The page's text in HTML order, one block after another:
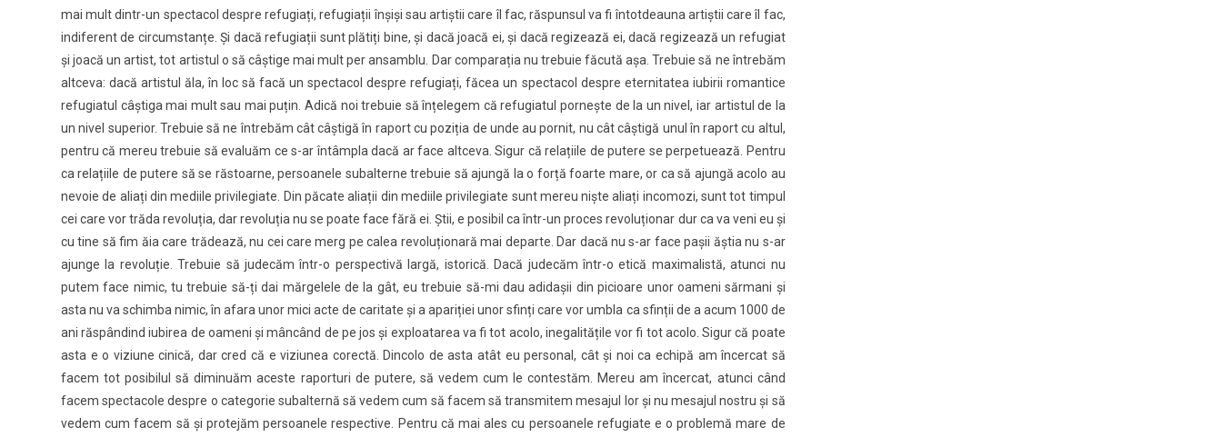
mai mult dintr-un spectacol despre refugiați, refugiații înșiși sau artiștii care îl fac, răspunsul va fi întotdeauna artiștii care îl fac,
indiferent de circumstanțe.Și dacă refugiații sunt plătiți bine, și dacă joacă ei, și dacă regizează ei, dacă regizează un refugiat
și joacă un artist, tot artistul o să câștige mai mult per ansamblu. Dar comparația nu trebuie făcută așa. Trebuie să ne întrebăm
altceva: dacă artistul ăla, în loc să facă un spectacol despre refugiați, făcea un spectacol despre eternitatea iubirii romantice
refugiatul câștiga mai mult sau mai puțin. Adică noi trebuie să înțelegem că refugiatul pornește de la un nivel, iar artistul de la
un nivel superior. Trebuie să ne întrebăm cât câștigă în raport cu poziția de unde au pornit, nu cât câștigă unul în raport cu altul,
pentru că mereu trebuie să evaluăm ce s-ar întâmpla dacă ar face altceva. Sigur că relațiile de putere se perpetuează. Pentru
ca relațiile de putere să se răstoarne, persoanele subalterne trebuie să ajungă la o forță foarte mare, or ca să ajungă acolo au
nevoie de aliați din mediile privilegiate. Din păcate aliații din mediile privilegiate sunt mereu niște aliați incomozi, sunt tot timpul
cei care vor trăda revoluția, dar revoluția nu se poate face fără ei. Știi, e posibil ca într-un proces revoluționar dur ca va veni eu și
cu tine să fim ăia care trădează, nu cei care merg pe calea revoluționară mai departe. Dar dacă nu s-ar face pașii ăștia nu s-ar
ajunge la revoluție. Trebuie să judecăm într-o perspectivă largă, istorică.
Dacă judecăm într-o etică maximalistă, atunci nu
putem face nimic, tu trebuie să-ți dai mărgelele de la gât, eu trebuie să-mi dau adidașii din picioare unor oameni sărmani și
asta nu va schimba nimic, în afara unor mici acte de caritate și a apariției unor sfinți care vor umbla ca sfinții de a acum 1000 de
ani răspândind iubirea de oameni și mâncând de pe jos și exploatarea va fi tot acolo, inegalitățile vor fi tot acolo. Sigur că poate
asta e o viziune cinică, dar cred că e viziunea corectă. Dincolo de asta atât eu personal, cât și noi ca echipă am încercat să
facem tot posibilul să diminuăm aceste raporturi de putere, să vedem cum le contestăm. Mereu am încercat, atunci când
facem spectacole despre o categorie subalternă să vedem cum să facem să transmitem mesajul lor și nu mesajul nostru și să
vedem cum facem să și protejăm persoanele respective. Pentru că mai ales cu persoanele refugiate e o problemă mare de